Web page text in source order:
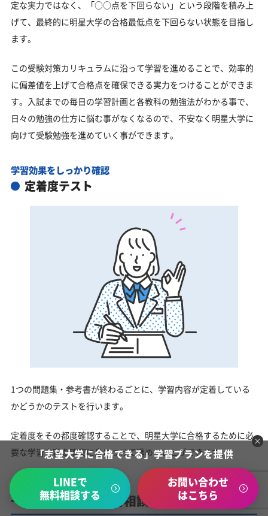
定な実力ではなく、「○○点を下回らない」という段階を積み上
げて、最終的に明星大学の合格最低点を下回らない状態を目指し
ます。
この受験対策カリキュラムに沿って学習を進めることで、効率的
に偏差値を上げて合格点を確保できる実力をつけることができま
す。入試までの毎日の学習計画と各教科の勉強法がわかる事で、
日々の勉強の仕方に悩む事がなくなるので、不安なく明星大学に
向けて受験勉強を進めていく事ができます。
学習効果をしっかり確認
定着度テスト
1つの問題集・参考書が終わるごとに、学習内容が定着している
かどうかのテストを行います。
定着度をその都度確認することで、明星大学に合格するために必
要な学習内容を確実に身につけて進めることができます。
一人でも安心、学習相談
「志望大学に合格できる」学習プランを提供
LINEで
無料相談する
お問い合わせ
はこちら